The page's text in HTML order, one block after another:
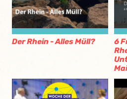
Der Rhein - Alles Müll?
6